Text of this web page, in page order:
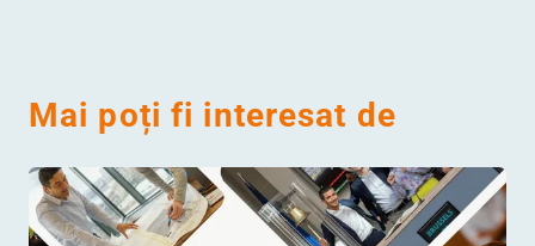
Mai poți fi interesat de